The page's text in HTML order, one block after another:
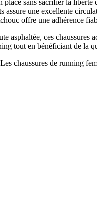
sans sacrifier la liberté
assure une excellente
offre une adhérence
asphaltée, ces
tout en bénéficiant de la
chaussures de running